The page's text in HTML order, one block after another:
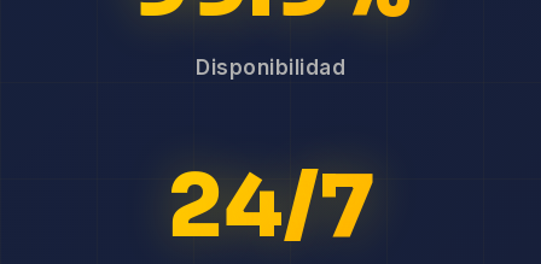
Disponibilidad
24/7